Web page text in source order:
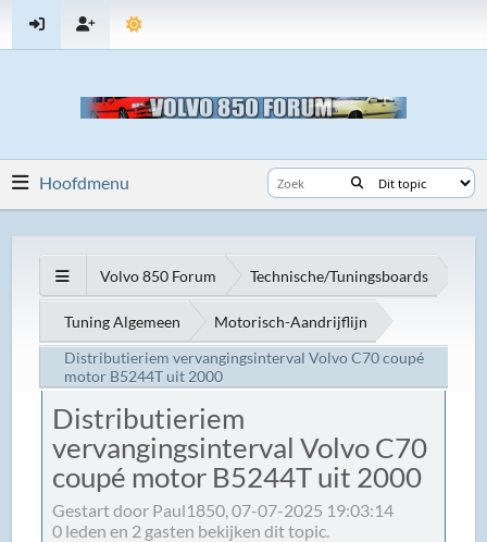
Hoofdmenu
Volvo 850 Forum Technische/Tuningsboards
Tuning Algemeen
Motorisch-Aandrijflijn
Distributieriem vervangingsinterval Volvo C70 coupé
motor B5244T uit 2000
Distributieriem
vervangingsinterval Volvo C70
coupé motor B5244T uit 2000
Gestart door Paul1850, 07-07-2025 19:03:14
0 leden en 2 gasten bekijken dit topic.